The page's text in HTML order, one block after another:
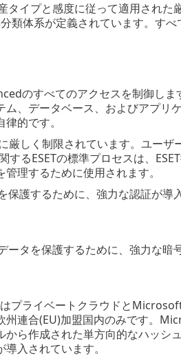
イプと感度に従って適用された
類体系が定義されています。す
のすべてのアクセスを制御し
、データベース、およびアプリ
的です。
厳しく制限されています。ユー
るESETの標準プロセスは、
理するために使用されます。
護するために、強力な認証が導
タを保護するために、強力な暗
プライベートクラウドと
連合(EU)加盟国内のみです。
ら作成された単方向的なハッシ
入されています。